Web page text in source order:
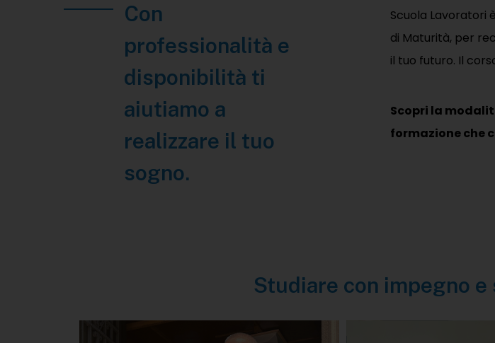
Con
professionalità e
disponibilità ti
aiutiamo a
realizzare il tuo
sogno.
Scuola Lavoratori
di Maturità, per
il tuo futuro. Il
Scopri la
formazione che
Studiare con impegno